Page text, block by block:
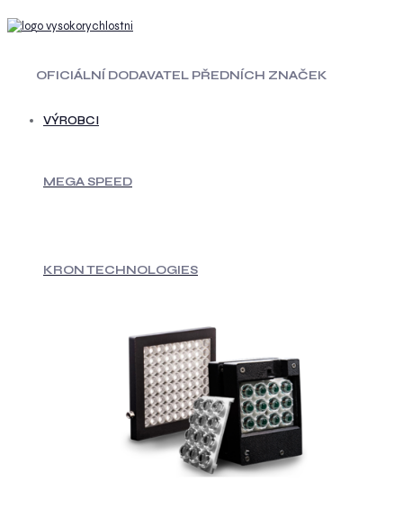
OFICIÁLNÍ DODAVATEL PŘEDNÍCH ZNAČEK
VÝROBCI
MEGA SPEED
KRON TECHNOLOGIES